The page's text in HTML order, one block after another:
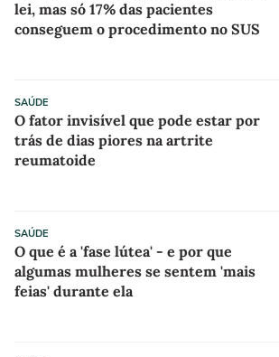
lei, mas só 17% das pacientes
conseguem o procedimento no SUS
SAÚDE
O fator invisível que pode estar por
trás de dias piores na artrite
reumatoide
SAÚDE
O que é a 'fase lútea' - e por que
algumas mulheres se sentem 'mais
feias' durante ela